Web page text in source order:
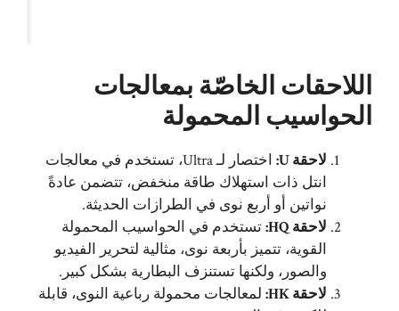
اللاحقات الخاصّة بمعالجات
الحواسيب المحمولة
لاحقة U:
اختصار لـ Ultra، تستخدم في معالجات
انتل ذات استهلاك طاقة منخفض، تتضمن عادةً
نواتين أو أربع نوى في الطرازات الحديثة.
لاحقة HQ:
تستخدم في الحواسيب المحمولة
القوية، تتميز بأربعة نوى، مثالية لتحرير الفيديو
والصور، ولكنها تستنزف البطارية بشكل كبير.
لاحقة HK:
لمعالجات محمولة رباعية النوى، قابلة